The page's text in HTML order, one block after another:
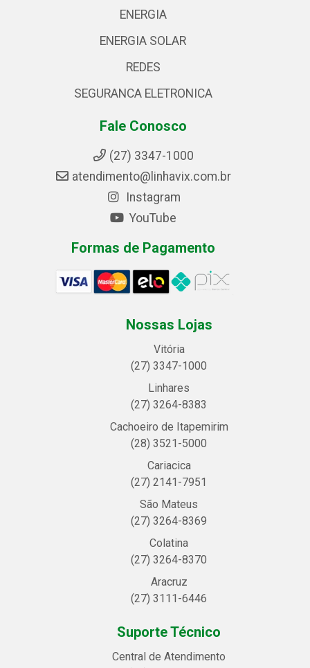
ENERGIA
ENERGIA SOLAR
REDES
SEGURANCA ELETRONICA
Fale Conosco
(27) 3347-1000
atendimento@linhavix.com.br
Instagram
YouTube
Formas de Pagamento
Nossas Lojas
Vitória
(27) 3347-1000
Linhares
(27) 3264-8383
Cachoeiro de Itapemirim
(28) 3521-5000
Cariacica
(27) 2141-7951
São Mateus
(27) 3264-8369
Colatina
(27) 3264-8370
Aracruz
(27) 3111-6446
Suporte Técnico
Central de Atendimento